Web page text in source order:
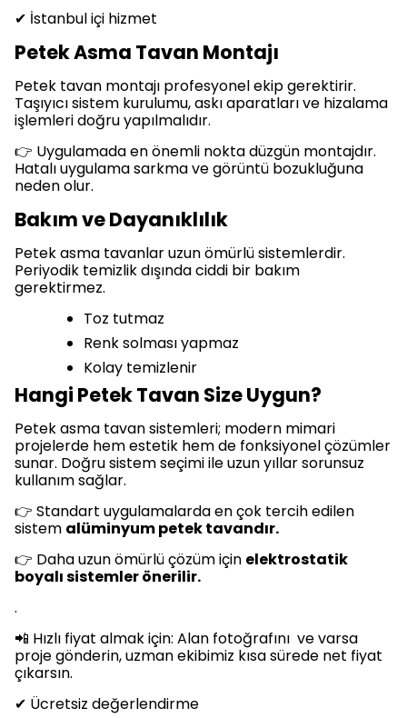
✔ İstanbul içi hizmet
Petek Asma Tavan Montajı
Petek tavan montajı profesyonel ekip gerektirir.
Taşıyıcı sistem kurulumu, askı aparatları ve hizalama
işlemleri doğru yapılmalıdır.
👉 Uygulamada en önemli nokta düzgün montajdır.
Hatalı uygulama sarkma ve görüntü bozukluğuna
neden olur.
Bakım ve Dayanıklılık
Petek asma tavanlar uzun ömürlü sistemlerdir.
Periyodik temizlik dışında ciddi bir bakım
gerektirmez.
Toz tutmaz
Renk solması yapmaz
Kolay temizlenir
Hangi Petek Tavan Size Uygun?
Petek asma tavan sistemleri; modern mimari
projelerde hem estetik hem de fonksiyonel çözümler
sunar. Doğru sistem seçimi ile uzun yıllar sorunsuz
kullanım sağlar.
👉 Standart uygulamalarda en çok tercih edilen
sistem alüminyum petek tavandır.
👉 Daha uzun ömürlü çözüm için elektrostatik
boyalı sistemler önerilir.
.
📲 Hızlı fiyat almak için: Alan fotoğrafını ve varsa
proje gönderin, uzman ekibimiz kısa sürede net fiyat
çıkarsın.
✔ Ücretsiz değerlendirme